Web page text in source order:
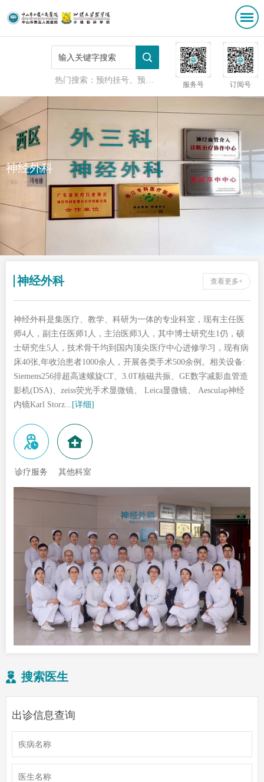
热门搜索：预约挂号、预防接种 服务号 订阅号
神经外科
查看更多+
神经外科
神经外科是集医疗、教学、科研为一体的专业科室，现有主任医
师4人，副主任医师1人，主治医师3人，其中博士研究生1仍，硕
士研究生5人，技术骨干均到国内顶尖医疗中心进修学习，现有病
床40张,年收治患者1000余人，开展各类手术500余例。相关设备:
Siemens256排超高速螺旋CT、3.0T核磁共振、GE数字减影血管造
影机(DSA)、zeiss荧光手术显微镜、 Leica显微镜、 Aesculap神经
内镜Karl Storz... [详细]
诊疗服务 其他科室
搜索医生
出诊信息查询